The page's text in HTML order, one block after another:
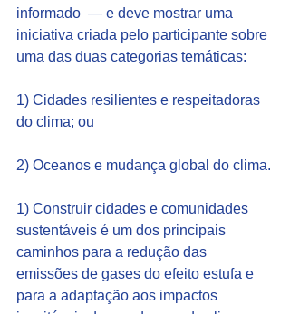
informado  — e deve mostrar uma
iniciativa criada pelo participante sobre
uma das duas categorias temáticas:
1) Cidades resilientes e respeitadoras
do clima; ou
2) Oceanos e mudança global do clima.
1) Construir cidades e comunidades
sustentáveis é um dos principais
caminhos para a redução das
emissões de gases do efeito estufa e
para a adaptação aos impactos